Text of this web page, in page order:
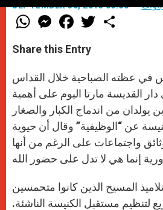
SEPTEMBER 30, 2013 00:00
W
h
t
s
p
p
M
e
s
e
g
e
r
F
a
e
b
o
k
w
r
Share this Entry
في عظته الصباحية خلال القداس
القديسة مارتا اليوم على أهمية
يولدان من اندماج الكبار والصغار
عن “الوظيفية” وقال أن حيوية
واجتماعات على الرغم من أنها
المسيح الذين كانوا متحمسين
لتنظيم مستقبل الكنيسة الناشئة.